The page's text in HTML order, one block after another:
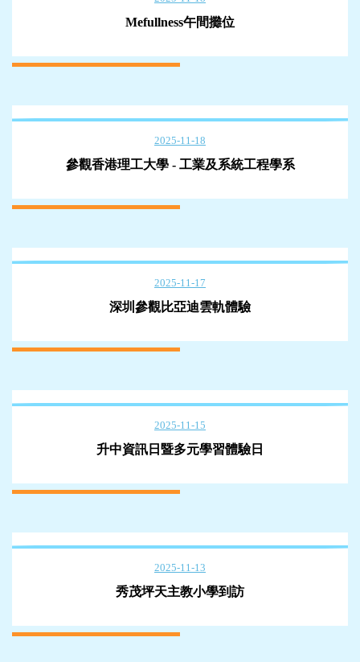
Mefullness午間攤位
2025-11-18
參觀香港理工大學 - 工業及系統工程學系
2025-11-17
深圳參觀比亞迪雲軌體驗
2025-11-15
升中資訊日暨多元學習體驗日
2025-11-13
秀茂坪天主教小學到訪